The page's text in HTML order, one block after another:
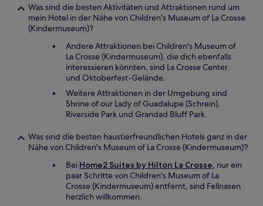
Was sind die besten Aktivitäten und Attraktionen rund um
mein Hotel in der Nähe von Children's Museum of La Crosse
(Kindermuseum)?
Andere Attraktionen bei Children's Museum of
La Crosse (Kindermuseum), die dich ebenfalls
interessieren könnten, sind La Crosse Center
und Oktoberfest-Gelände.
Weitere Attraktionen in der Umgebung sind
Shrine of our Lady of Guadalupe (Schrein),
Riverside Park und Grandad Bluff Park.
Was sind die besten haustierfreundlichen Hotels ganz in der
Nähe von Children's Museum of La Crosse (Kindermuseum)?
Bei Home2 Suites by Hilton La Crosse, nur ein
paar Schritte von Children's Museum of La
Crosse (Kindermuseum) entfernt, sind Fellnasen
herzlich willkommen.